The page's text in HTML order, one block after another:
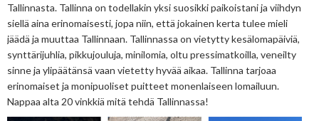
Tallinnasta. Tallinna on todellakin yksi suosikki paikoistani ja viihdyn
siellä aina erinomaisesti, jopa niin, että jokainen kerta tulee mieli
jäädä ja muuttaa Tallinnaan. Tallinnassa on vietytty kesälomapäiviä,
synttärijuhlia, pikkujouluja, minilomia, oltu pressimatkoilla, veneilty
sinne ja ylipäätänsä vaan vietetty hyvää aikaa. Tallinna tarjoaa
erinomaiset ja monipuoliset puitteet monenlaiseen lomailuun.
Nappaa alta 20 vinkkiä mitä tehdä Tallinnassa!